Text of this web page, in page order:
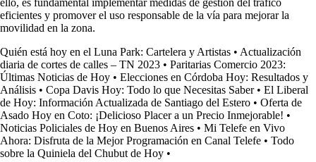
eficientes y promover el uso responsable de la vía para mejorar la
movilidad en la zona.
Quién está hoy en el Luna Park: Cartelera y Artistas • Actualización
diaria de cortes de calles – TN 2023 • Paritarias Comercio 2023:
Últimas Noticias de Hoy • Elecciones en Córdoba Hoy: Resultados y
Análisis • Copa Davis Hoy: Todo lo que Necesitas Saber• El Liberal
de Hoy: Información Actualizada de Santiago del Estero • Oferta de
Asado Hoy en Coto: ¡Delicioso Placer a un Precio Inmejorable! •
Noticias Policiales de Hoy en Buenos Aires • Mi Telefe en Vivo
Ahora: Disfruta de la Mejor Programación en Canal Telefe • Todo
sobre la Quiniela del Chubut de Hoy •